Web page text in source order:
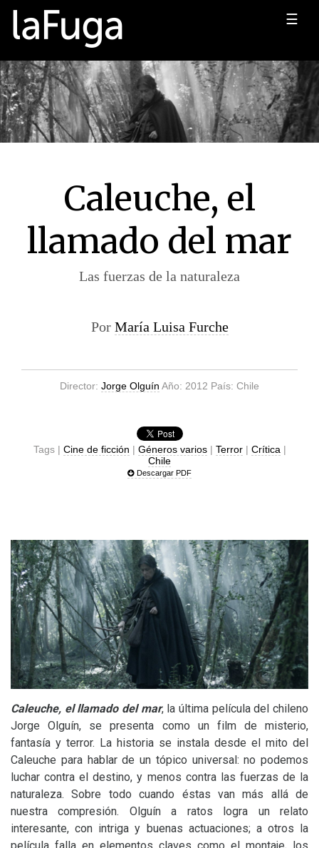
☰
Caleuche, el
llamado del mar
Las fuerzas de la naturaleza
Por María Luisa Furche
Director: Jorge Olguín Año: 2012 País: Chile
Tags | Cine de ficción | Géneros varios| Terror| Crítica |
Chile
Descargar PDF
Caleuche, el llamado del mar, la última película del chileno
Jorge Olguín, se presenta como un film de misterio,
fantasía y terror. La historia se instala desde el mito del
Caleuche para hablar de un tópico universal: no podemos
luchar contra el destino, y menos contra las fuerzas de la
naturaleza. Sobre todo cuando éstas van más allá de
nuestra compresión. Olguín a ratos logra un relato
interesante, con intriga y buenas actuaciones; a otros la